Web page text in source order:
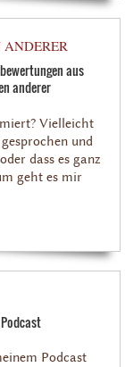
ANDERER
Vielleicht
und
dass es ganz
geht es mir
Podcast